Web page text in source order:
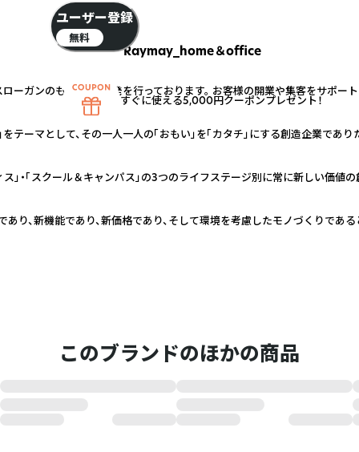
Raymay_home＆office
ーガンのもと、商品開発を行っております。 お客様の開業や集客をサポー
テーマとして、その一人一人の「おもい」を「カタチ」にする創造企業であり
ス」・「スクール＆キャンパス」の3つのライフステージ別に常に新しい価値
り、新機能であり、新価格であり、そして環境を考慮したモノづくりである
このブランドのほかの商品
ユーザー登録
無料
すぐに使える5,000円クーポンプレゼント！